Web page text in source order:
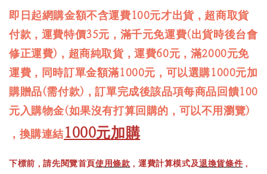
即日起網購金額不含運費100元才出貨，超商取貨
付款，運費特價35元，滿千元免運費(出貨時後台會
修正運費)，超商純取貨，運費60元，滿2000元免
運費，同時訂單金額滿1000元，可以選購1000元加
購贈品(需付款)，訂單完成後該品項每商品回饋100
元入購物金(如果沒有打算回購的，可以不用瀏覽)
，換購連結1000元加購
下標前，請先閱覽首頁使用條款 ，運費計算模式及退換貨條件 ，